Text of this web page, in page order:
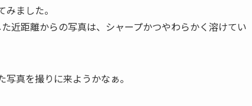
ました。
近距離からの写真は、シャープかつやわらかく溶けてい
真を撮りに来ようかなぁ。